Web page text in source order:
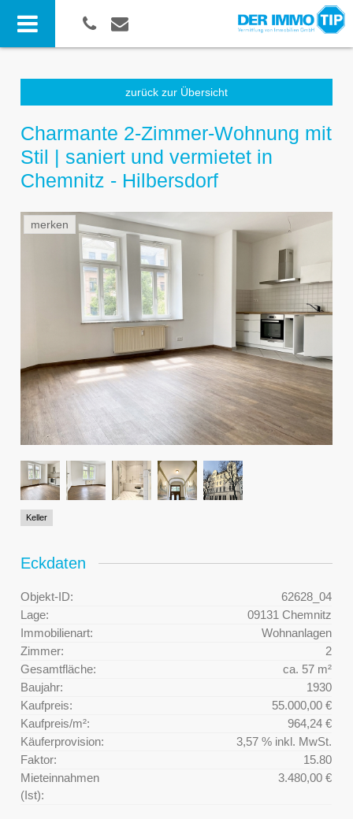
zurück zur Übersicht
Charmante 2-Zimmer-Wohnung mit
Stil | saniert und vermietet in
Chemnitz - Hilbersdorf
merken
Keller
Eckdaten
Objekt-ID:
62628_04
Lage:
09131 Chemnitz
Immobilienart:
Wohnanlagen
Zimmer:
2
Gesamtfläche:
ca. 57 m²
Baujahr:
1930
Kaufpreis:
55.000,00 €
Kaufpreis/m²:
964,24 €
Käuferprovision:
3,57 % inkl. MwSt.
Faktor:
15.80
Mieteinnahmen
(Ist):
3.480,00 €